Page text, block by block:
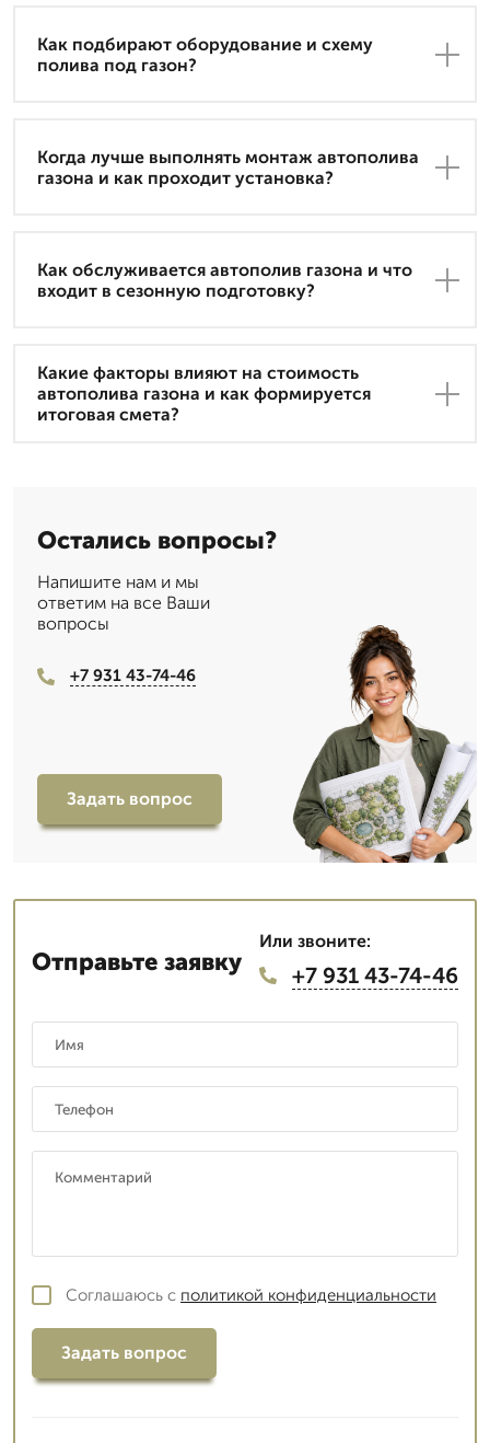
Как подбирают оборудование и схему
полива под газон?
Когда лучше выполнять монтаж автополива
газона и как проходит установка?
Как обслуживается автополив газона и что
входит в сезонную подготовку?
Какие факторы влияют на стоимость
автополива газона и как формируется
итоговая смета?
Остались вопросы?
Напишите нам и мы
ответим на все Ваши
вопросы
+7 931 43-74-46
Задать вопрос
Отправьте заявку
Или звоните:
+7 931 43-74-46
Соглашаюсь с политикой конфиденциальности
Задать вопрос